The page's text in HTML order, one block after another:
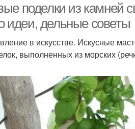
поделки из камней
идеи, дельные советы
в искусстве. Искусные
выполненных из морских